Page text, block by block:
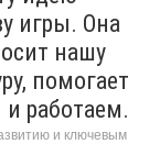
игры. Она
нашу
помогает
работаем.
и ключевым